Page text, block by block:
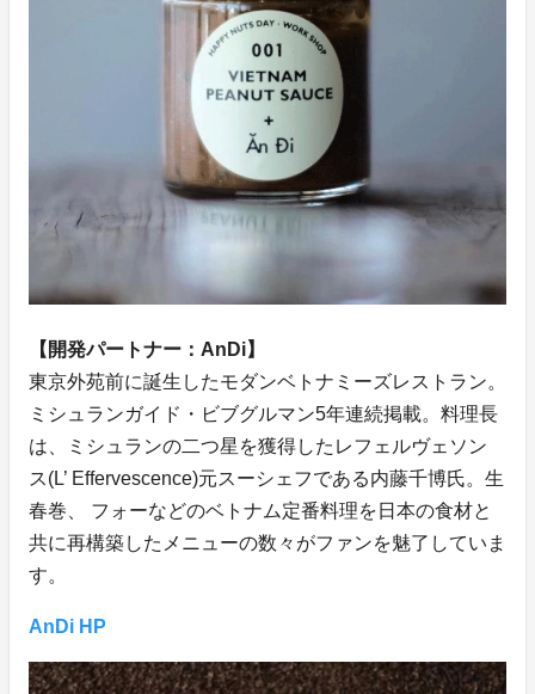
【開発パートナー：AnDi】
東京外苑前に誕生したモダンベトナミーズレストラン。
ミシュランガイド・ビブグルマン5年連続掲載。料理長
は、ミシュランの二つ星を獲得したレフェルヴェソン
ス(L’ Effervescence)元スーシェフである内藤千博氏。生
春巻、 フォーなどのベトナム定番料理を日本の食材と
共に再構築したメニューの数々がファンを魅了していま
す。
AnDi HP